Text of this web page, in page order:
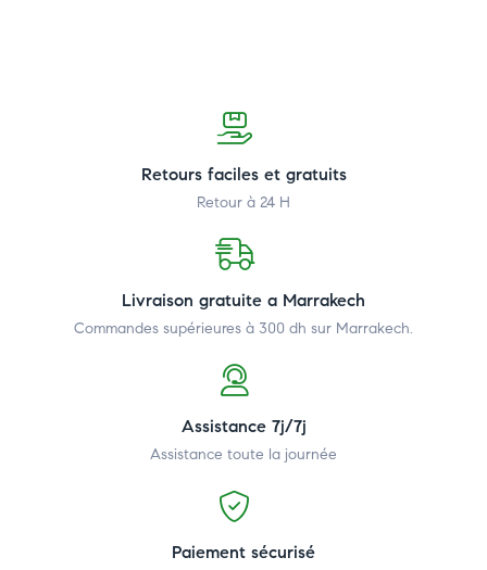
Retours faciles et gratuits
Retour à 24 H
Livraison gratuite a Marrakech
Commandes supérieures à 300 dh sur Marrakech.
Assistance 7j/7j
Assistance toute la journée
Paiement sécurisé